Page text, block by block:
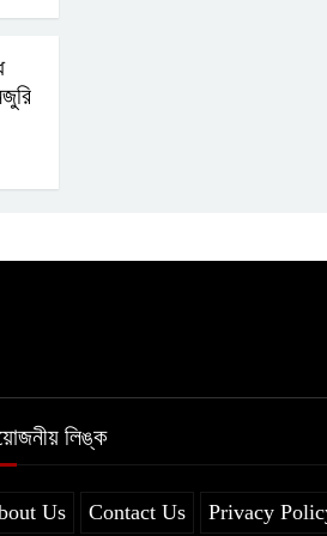
লিঙ্ক
Us Contact Us Privacy